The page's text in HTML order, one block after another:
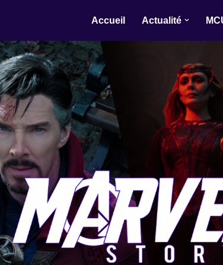
Accueil Actualité